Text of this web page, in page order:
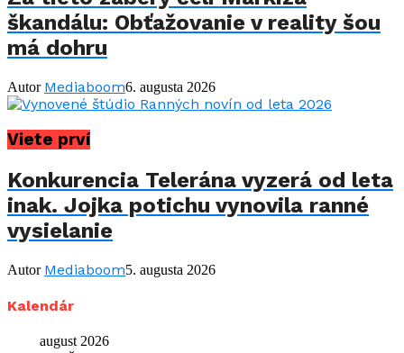
škandálu: Obťažovanie v reality šou
má dohru
Autor Mediaboom6. augusta 2026
Viete prví
Konkurencia Telerána vyzerá od leta
inak. Jojka potichu vynovila ranné
vysielanie
Autor Mediaboom5. augusta 2026
Kalendár
august 2026